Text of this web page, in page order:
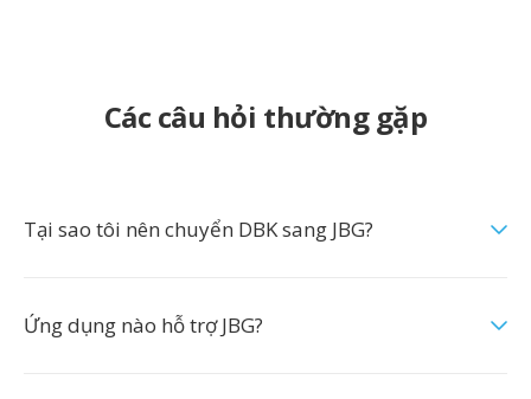
Các câu hỏi thường gặp
Tại sao tôi nên chuyển DBK sang JBG?
Ứng dụng nào hỗ trợ JBG?